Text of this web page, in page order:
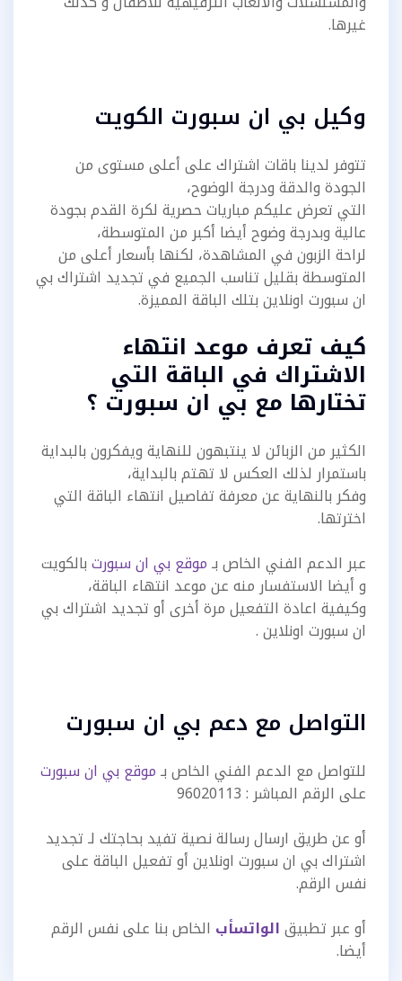
غيرها.
وكيل بي ان سبورت الكويت
تتوفر لدينا باقات اشتراك على أعلى مستوى من
الجودة والدقة ودرجة الوضوح،
التي تعرض عليكم مباريات حصرية لكرة القدم بجودة
عالية وبدرجة وضوح أيضا أكبر من المتوسطة،
لراحة الزبون في المشاهدة، لكنها بأسعار أعلى من
المتوسطة بقليل تناسب الجميع في تجديد اشتراك بي
ان سبورت اونلاين بتلك الباقة المميزة.
كيف تعرف موعد انتهاء
الاشتراك في الباقة التي
تختارها مع بي ان سبورت ؟
الكثير من الزبائن لا ينتبهون للنهاية ويفكرون بالبداية
باستمرار لذلك العكس لا تهتم بالبداية،
وفكر بالنهاية عن معرفة تفاصيل انتهاء الباقة التي
اخترتها.
عبر الدعم الفني الخاص بـموقع بي ان سبورتبالكويت
و أيضا الاستفسار منه عن موعد انتهاء الباقة،
وكيفية اعادة التفعيل مرة أخرى أو تجديد اشتراك بي
ان سبورت اونلاين .
التواصل مع دعم بي ان سبورت
للتواصل مع الدعم الفني الخاص بـموقع بي ان سبورت
على الرقم المباشر : 96020113
أو عن طريق ارسال رسالة نصية تفيد بحاجتك لـ تجديد
اشتراك بي ان سبورت اونلاين أو تفعيل الباقة على
نفس الرقم.
أو عبر تطبيقالواتسأب الخاص بنا على نفس الرقم
أيضا.